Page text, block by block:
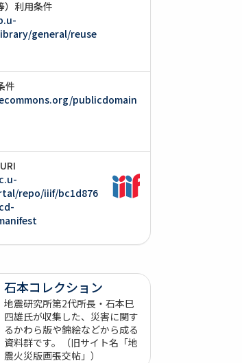
）利用条件
general/reuse
件
publicdomain
repo/iiif/bc1d876
石本コレクション
地震研究所第2代所長・石本巳
四雄氏が収集した、災害に関す
るかわら版や錦絵などから成る
資料群です。（旧サイト名「地
震火災版画張交帖」）